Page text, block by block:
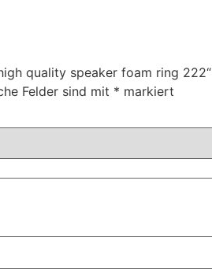
quality speaker foam ring 222“
Felder sind mit * markiert